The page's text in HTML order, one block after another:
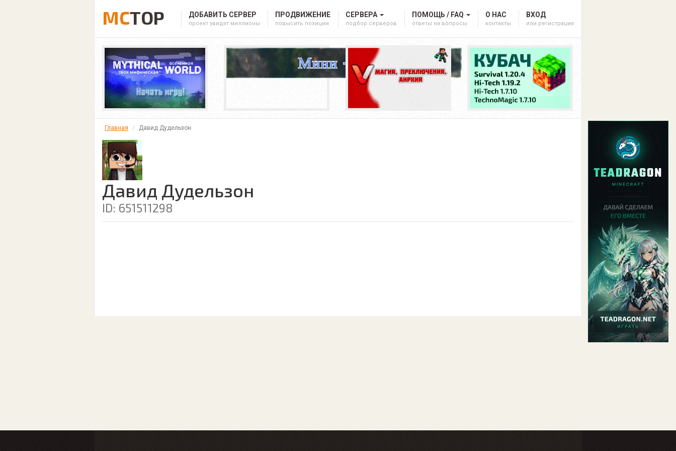
MCTOP ДОБАВИТЬ СЕРВЕР
проект увидят миллионы
ПРОДВИЖЕНИЕ
повысить позиции
СЕРВЕРА
подбор серверов
ПОМОЩЬ / FAQ
ответы на вопросы
О НАС
контакты
ВХОД
или регистрация
Главная Давид Дудельзон
Давид Дудельзон
ID: 651511298